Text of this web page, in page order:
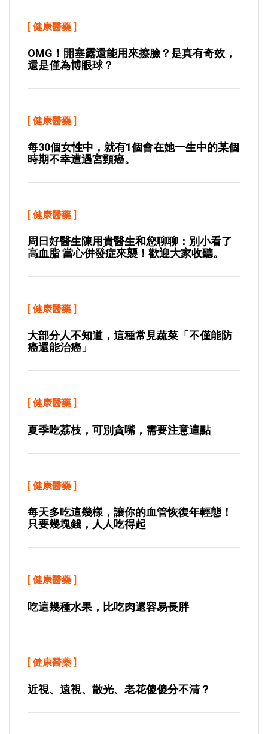
[ 健康醫藥 ]
OMG！開塞露還能用來擦臉？是真有奇效，
還是僅為博眼球？
[ 健康醫藥 ]
每30個女性中，就有1個會在她一生中的某個
時期不幸遭遇宮頸癌。
[ 健康醫藥 ]
周日好醫生陳用貴醫生和您聊聊：別小看了
高血脂 當心併發症來襲！歡迎大家收聽。
[ 健康醫藥 ]
大部分人不知道，這種常見蔬菜「不僅能防
癌還能治癌」
[ 健康醫藥 ]
夏季吃荔枝，可別貪嘴，需要注意這點
[ 健康醫藥 ]
每天多吃這幾樣，讓你的血管恢復年輕態！
只要幾塊錢，人人吃得起
[ 健康醫藥 ]
吃這幾種水果，比吃肉還容易長胖
[ 健康醫藥 ]
近視、遠視、散光、老花傻傻分不清？